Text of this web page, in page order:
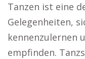
Tanzen ist eine
Gelegenheiten,
kennenzulernen
empfinden.